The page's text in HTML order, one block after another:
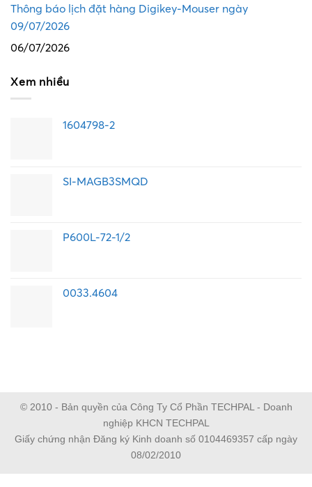
Thông báo lịch đặt hàng Digikey-Mouser ngày
09/07/2026
06/07/2026
Xem nhiều
1604798-2
SI-MAGB3SMQD
P600L-72-1/2
0033.4604
© 2010 - Bản quyền của Công Ty Cổ Phần TECHPAL - Doanh
nghiệp KHCN TECHPAL
Giấy chứng nhận Đăng ký Kinh doanh số 0104469357 cấp ngày
08/02/2010